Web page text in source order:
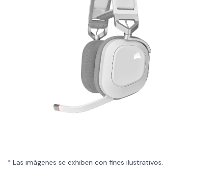
* Las imágenes se exhiben con fines ilustrativos.